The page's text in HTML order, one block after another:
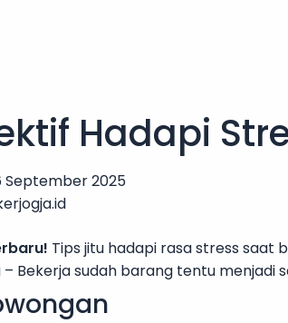
Hadapi
September 2025
Tips jitu hadapi rasa stress
– Bekerja sudah barang tentu